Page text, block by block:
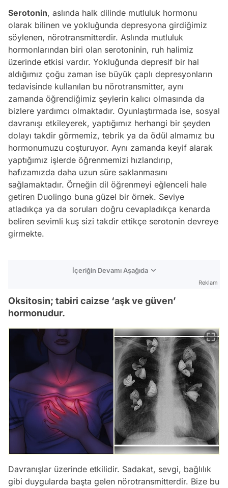
Serotonin, aslında halk dilinde mutluluk hormonu
olarak bilinen ve yokluğunda depresyona girdiğimiz
söylenen, nörotransmitterdir. Aslında mutluluk
hormonlarından biri olan serotoninin, ruh halimiz
üzerinde etkisi vardır. Yokluğunda depresif bir hal
aldığımız çoğu zaman ise büyük çaplı depresyonların
tedavisinde kullanılan bu nörotransmitter, aynı
zamanda öğrendiğimiz şeylerin kalıcı olmasında da
bizlere yardımcı olmaktadır. Oyunlaştırmada ise, sosyal
davranışı etkileyerek, yaptığımız herhangi bir şeyden
dolayı takdir görmemiz, tebrik ya da ödül almamız bu
hormonumuzu coşturuyor. Aynı zamanda keyif alarak
yaptığımız işlerde öğrenmemizi hızlandırıp,
hafızamızda daha uzun süre saklanmasını
sağlamaktadır. Örneğin dil öğrenmeyi eğlenceli hale
getiren Duolingo buna güzel bir örnek. Seviye
atladıkça ya da soruları doğru cevapladıkça kenarda
beliren sevimli kuş sizi takdir ettikçe serotonin devreye
girmekte.
İçeriğin Devamı Aşağıda
Reklam
Oksitosin; tabiri caizse ‘aşk ve güven’
hormonudur.
Davranışlar üzerinde etkilidir. Sadakat, sevgi, bağlılık
gibi duygularda başta gelen nörotransmitterdir. Bize bu